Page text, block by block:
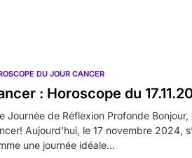
DU JOUR CANCER
: Horoscope du
Journée de Réflexion Profonde Bonjour,
Aujourd’hui, le 17 novembre 2024,
une journée idéale…